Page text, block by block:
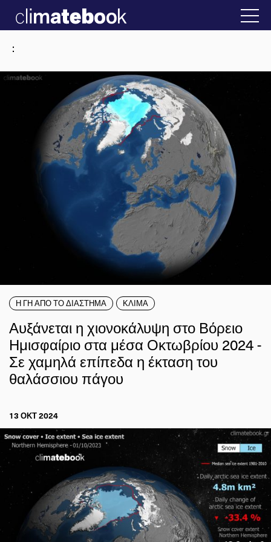
Ελλάδα 22 ΙΑΝ 2026 2025 Η άβολη
:
Η ΓΗ ΑΠΟ ΤΟ ΔΙΑΣΤΗΜΑ ΚΛΙΜΑ
Αυξάνεται η χιονοκάλυψη στο Βόρειο
Ημισφαίριο στα μέσα Οκτωβρίου 2024 -
Σε χαμηλά επίπεδα η έκταση του
θαλάσσιου πάγου
13 ΟΚΤ 2024